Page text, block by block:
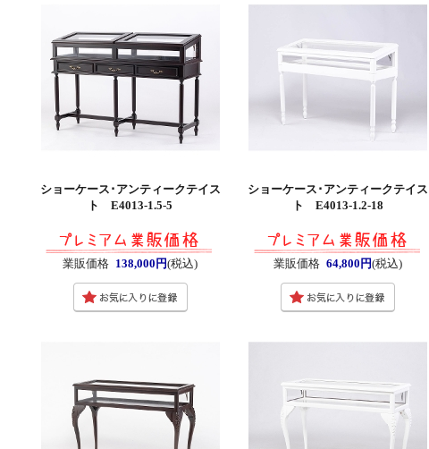
ショーケース･アンティークテイス
ト E4013-1.5-5
業販価格 138,000円(税込)
ショーケース･アンティークテイス
ト E4013-1.2-18
業販価格 64,800円(税込)